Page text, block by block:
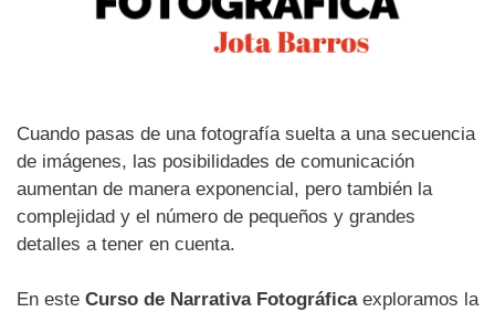
Cuando pasas de una fotografía suelta a una secuencia
de imágenes, las posibilidades de comunicación
aumentan de manera exponencial, pero también la
complejidad y el número de pequeños y grandes
detalles a tener en cuenta.
En este Curso de Narrativa Fotográficaexploramos la